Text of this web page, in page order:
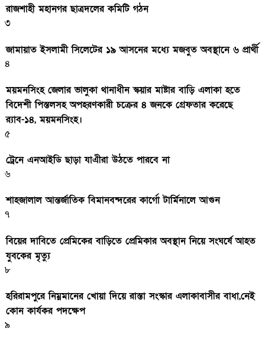
রাজশাহী মহানগর ছাত্রদলের কমিটি গঠন
৩
জামায়াত ইসলামী সিলেটের ১৯ আসনের মধ্যে মজবুত অবস্থানে ৬ প্রার্থী
৪
ময়মনসিংহ জেলার ভালুকা থানাধীন স্কয়ার মাষ্টার বাড়ি এলাকা হতে
বিদেশী পিস্তলসহ অপহরণকারী চক্রের ৪ জনকে গ্রেফতার করেছে
র‌্যাব-১৪, ময়মনসিংহ।
৫
ট্রেনে এনআইডি ছাড়া যাএীরা উঠতে পারবে না
৬
শাহজালাল আন্তর্জাতিক বিমানবন্দরের কার্গো টার্মিনালে আগুন
৭
বিয়ের দাবিতে প্রেমিকের বাড়িতে প্রেমিকার অবস্থান নিয়ে সংঘর্ষে আহত
যুবকের মৃত্যু
৮
হরিরামপুরে নিম্নমানের খোয়া দিয়ে রাস্তা সংস্কার এলাকাবাসীর বাধা,নেই
কোন কার্যকর পদক্ষেপ
৯